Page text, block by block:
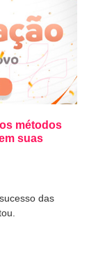
métodos
suas
das